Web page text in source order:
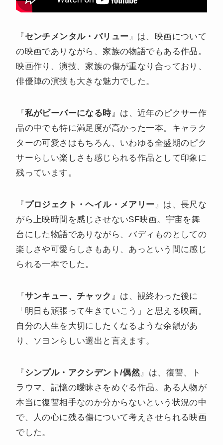
『 センチメンタル・バリュー 』は、映画について
の映画でありながら、家族の物語でもある作品。
映画作り、演技、家族の傷が重なり合っており、
俳優陣の演技も大きな魅力でした。
『私がビーバーになる時』は、近年のピクサー作
品の中でも特に満足度が高かった一本。キャラク
ターの可愛さはもちろん、いわゆる全盛期のピク
サーらしい楽しさも感じられる作品として印象に
残っています。
『 プロジェクト・ヘイル・メアリー 』は、長尺な
がら上映時間を感じさせないSF映画。宇宙を舞
台にした物語でありながら、バディものとしての
楽しさや可愛らしさもあり、あっという間に感じ
られる一本でした。
『サンキュー、チャック 』は、観終わった後に
「明日も頑張って生きていこう」と思える映画。
自分の人生を大切にしたくなるような余韻があ
り、ソヨンらしい選出と言えます。
『 シンプル・アクシデント/偶然』は、復讐、ト
ラウマ、記憶の曖昧さをめぐる作品。ある人物が
本当に復讐相手なのか分からないという状況の中
で、人の心に残る傷について考えさせられる映画
でした。